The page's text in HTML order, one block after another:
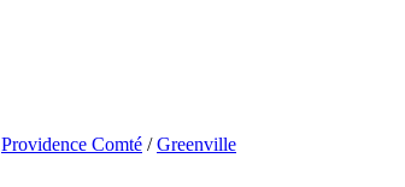
Providence Comté /Greenville